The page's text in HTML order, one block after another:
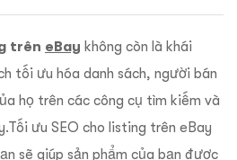
trên eBay không còn là khái
tối ưu hóa danh sách, người bán
họ trên các công cụ tìm kiếm và
ưu SEO cho listing trên eBay
sẽ giúp sản phẩm của bạn được